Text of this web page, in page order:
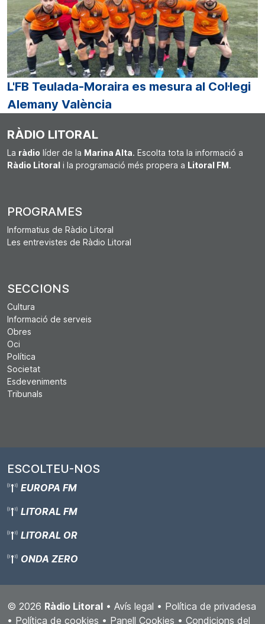
L'FB Teulada-Moraira es mesura al Col·legi
Alemany València
RÀDIO LITORAL
La ràdio líder de la Marina Alta. Escolta tota la informació a
Ràdio Litoral i la programació més propera a Litoral FM.
PROGRAMES
Informatius de Ràdio Litoral
Les entrevistes de Ràdio Litoral
SECCIONS
Cultura
Informació de serveis
Obres
Oci
Política
Societat
Esdeveniments
Tribunals
ESCOLTEU-NOS
EUROPA FM
LITORAL FM
LITORAL OR
ONDA ZERO
© 2026 Ràdio Litoral • Avís legal • Política de privadesa
• Política de cookies • Panell Cookies • Condicions del